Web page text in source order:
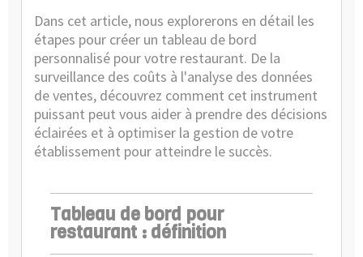
Dans cet article, nous explorerons en détail les
étapes pour créer un tableau de bord
personnalisé pour votre restaurant. De la
surveillance des coûts à l'analyse des données
de ventes, découvrez comment cet instrument
puissant peut vous aider à prendre des décisions
éclairées et à optimiser la gestion de votre
établissement pour atteindre le succès.
Tableau de bord pour
restaurant : définition